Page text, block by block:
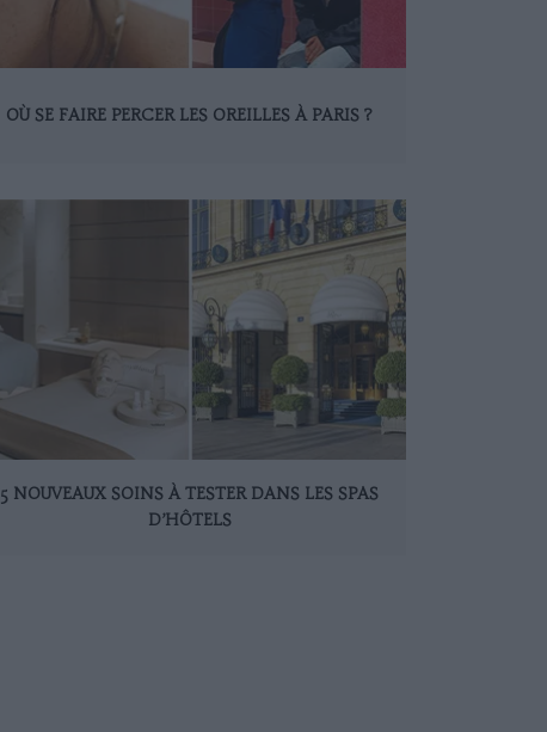
OÙ SE FAIRE PERCER LES OREILLES À PARIS ?
5 NOUVEAUX SOINS À TESTER DANS LES SPAS
D’HÔTELS